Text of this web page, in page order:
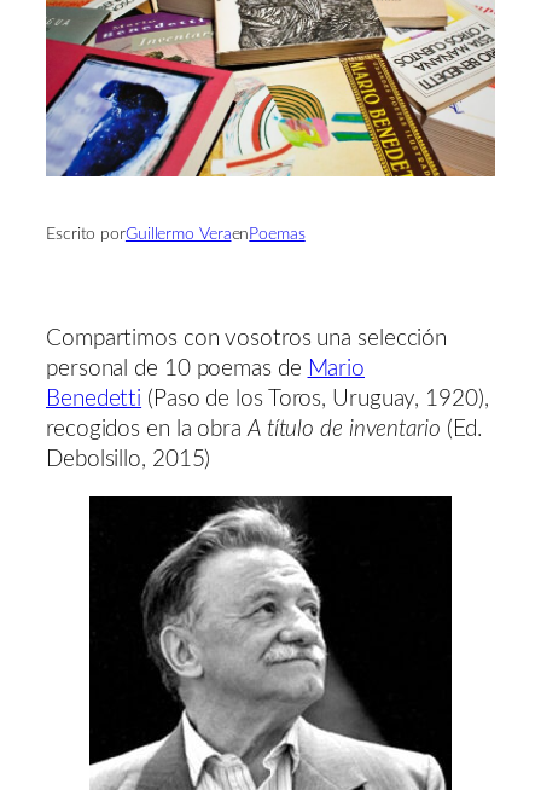
Escrito porGuillermo Veraen Poemas
Compartimos con vosotros una selección
personal de 10 poemas de Mario
Benedetti (Paso de los Toros, Uruguay, 1920),
recogidos en la obraA título de inventario (Ed.
Debolsillo, 2015)